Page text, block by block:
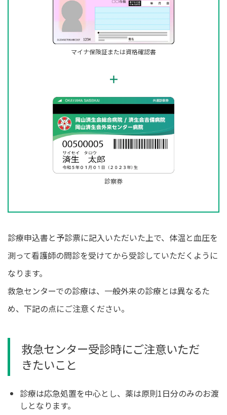
マイナ保険証または資格確認書
＋
診察券
診療申込書と予診票に記入いただいた上で、体温と血圧を
測って看護師の問診を受けてから受診していただくように
なります。
救急センターでの診療は、一般外来の診療とは異なるた
め、下記の点にご注意ください。
救急センター受診時にご注意いただ
きたいこと
診療は応急処置を中心とし、薬は原則1日分のみのお渡
しとなります。